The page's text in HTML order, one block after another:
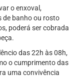
o enxoval,
de banho ou rosto
poderá ser cobrada
das 22h às 08h,
o cumprimento das
uma convivência